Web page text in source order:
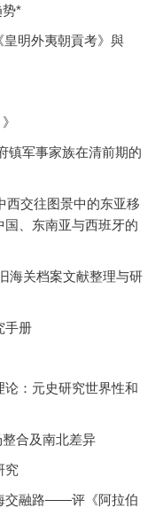
势*
明外夷朝貢考》與
镇军事家族在清前期的
西交往图景中的东亚移
、东南亚与西班牙的
海关档案文献整理与研
手册
论：元史研究世界性和
合及南北差异
究
交融路——评《阿拉伯